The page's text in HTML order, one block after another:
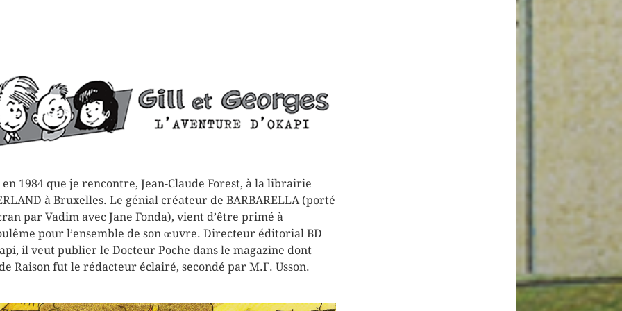
en 1984 que je rencontre, Jean-Claude Forest, à la librairie
à Bruxelles. Le génial créateur de BARBARELLA (porté
par Vadim avec Jane Fonda), vient d’être primé à
pour l’ensemble de son œuvre. Directeur éditorial BD
il veut publier le Docteur Poche dans le magazine dont
Raison fut le rédacteur éclairé, secondé par M.F. Usson.